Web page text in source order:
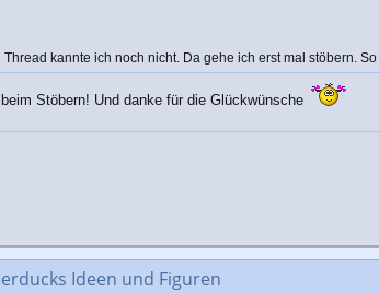
Thread kannte ich noch nicht. Da gehe ich erst mal stöbern.
Stöbern! Und danke für die Glückwünsche
Ideen und Figuren